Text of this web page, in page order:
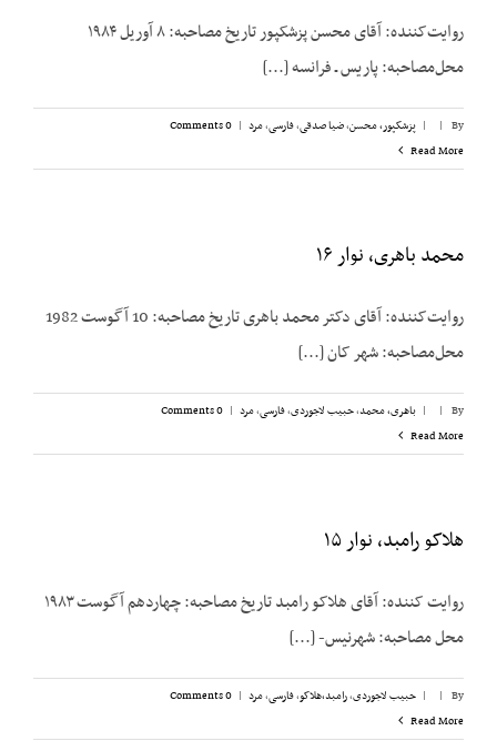
روایت‌کننده: آقای محسن پزشک‎پور تاریخ مصاحبه: ۸ آوریل ۱۹۸۴
محل‌مصاحبه: پاریس ـ فرانسه [...]
By
|
| پزشکپور،‌ محسن,ضیا صدقی,فارسی,مرد |
0 Comments
Read More
محمد باهری، نوار ۱۶
روایت‌کننده: آقای دکتر محمد باهری تاریخ مصاحبه: 10 آگوست 1982
محل‌مصاحبه: شهر کان [...]
By
|
| باهری، محمد,حبیب لاجوردی,فارسی,مرد |
0 Comments
Read More
هلاکو رامبد، نوار ۱۵
روایت کننده: آقای هلاکو رامبد تاریخ مصاحبه: چهاردهم آگوست ۱۹۸۳
محل مصاحبه: شهرنیس- [...]
By
|
| حبیب لاجوردی,رامبد،‌هلاکو,فارسی,مرد |
0 Comments
Read More